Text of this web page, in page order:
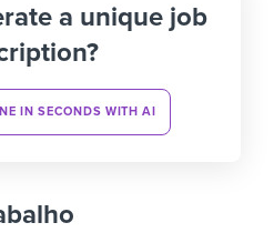
a unique job
IN SECONDS WITH AI